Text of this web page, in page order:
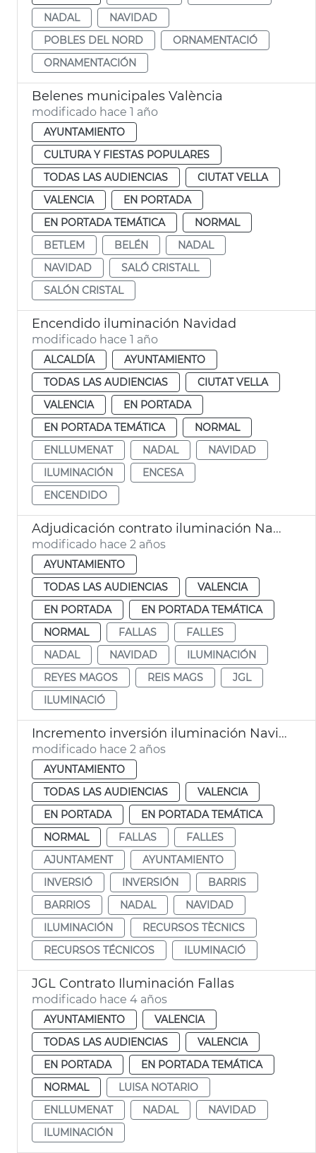
NADAL
NAVIDAD
POBLES DEL NORD
ORNAMENTACIÓ
ORNAMENTACIÓN
Belenes municipales València
modificado hace 1 año
AYUNTAMIENTO
CULTURA Y FIESTAS POPULARES
TODAS LAS AUDIENCIAS
CIUTAT VELLA
VALENCIA
EN PORTADA
EN PORTADA TEMÁTICA
NORMAL
BETLEM
BELÉN
NADAL
NAVIDAD
SALÓ CRISTALL
SALÓN CRISTAL
Encendido iluminación Navidad
modificado hace 1 año
ALCALDÍA
AYUNTAMIENTO
TODAS LAS AUDIENCIAS
CIUTAT VELLA
VALENCIA
EN PORTADA
EN PORTADA TEMÁTICA
NORMAL
ENLLUMENAT
NADAL
NAVIDAD
ILUMINACIÓN
ENCESA
ENCENDIDO
Adjudicación contrato iluminación Navidad, Reyes y Fallas
modificado hace 2 años
AYUNTAMIENTO
TODAS LAS AUDIENCIAS
VALENCIA
EN PORTADA
EN PORTADA TEMÁTICA
NORMAL
FALLAS
FALLES
NADAL
NAVIDAD
ILUMINACIÓN
REYES MAGOS
REIS MAGS
JGL
ILUMINACIÓ
Incremento inversión iluminación Navidad, Fallas y barrios
modificado hace 2 años
AYUNTAMIENTO
TODAS LAS AUDIENCIAS
VALENCIA
EN PORTADA
EN PORTADA TEMÁTICA
NORMAL
FALLAS
FALLES
AJUNTAMENT
AYUNTAMIENTO
INVERSIÓ
INVERSIÓN
BARRIS
BARRIOS
NADAL
NAVIDAD
ILUMINACIÓN
RECURSOS TÈCNICS
RECURSOS TÉCNICOS
ILUMINACIÓ
JGL Contrato Iluminación Fallas
modificado hace 4 años
AYUNTAMIENTO
VALENCIA
TODAS LAS AUDIENCIAS
VALENCIA
EN PORTADA
EN PORTADA TEMÁTICA
NORMAL
LUISA NOTARIO
ENLLUMENAT
NADAL
NAVIDAD
ILUMINACIÓN